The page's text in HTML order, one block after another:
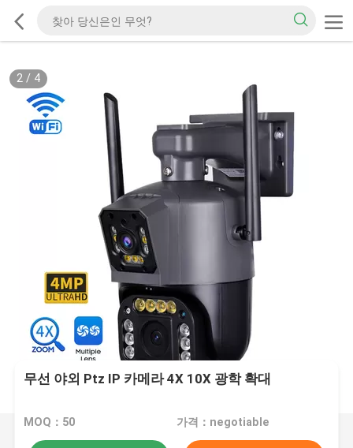
2/ 4
무선 야외 Ptz IP 카메라 4X 10X 광학 확대
MOQ：50 가격：negotiable